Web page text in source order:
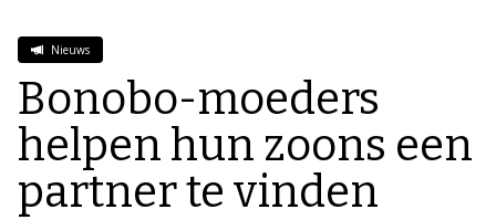
Nieuws
Bonobo-moeders
helpen hun zoons een
partner te vinden